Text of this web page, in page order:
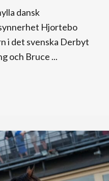
dansk
Hjortebo
i det svenska Derbyt
och Bruce ...